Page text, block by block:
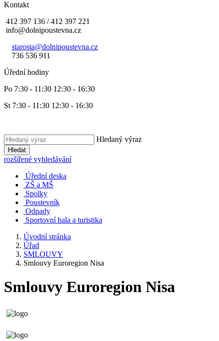
Kontakt
412 397 136 / 412 397 221
info@dolnipoustevna.cz
starosta@dolnipoustevna.cz
736 536 911
Úřední hodiny
Po 7:30 - 11:30 12:30 - 16:30
St 7:30 - 11:30 12:30 - 16:30
Hledaný výraz
Hledat
rozšířené vyhledávání
Úřední deska
ZŠ a MŠ
Spolky
Poustevník
Odpady
Sportovní hala a turistika
Úvodní stránka
Úřad
SMLOUVY
Smlouvy Euroregion Nisa
Smlouvy Euroregion Nisa